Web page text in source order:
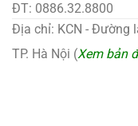
ĐT: 0886.32.8800
Địa chỉ: KCN - Đường
TP. Hà Nội (Xem bản